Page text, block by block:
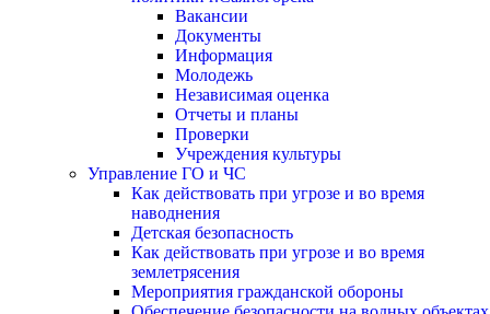
Вакансии
Документы
Информация
Молодежь
Независимая оценка
Отчеты и планы
Проверки
Учреждения культуры
Управление ГО и ЧС
Как действовать при угрозе и во время
наводнения
Детская безопасность
Как действовать при угрозе и во время
землетрясения
Мероприятия гражданской обороны